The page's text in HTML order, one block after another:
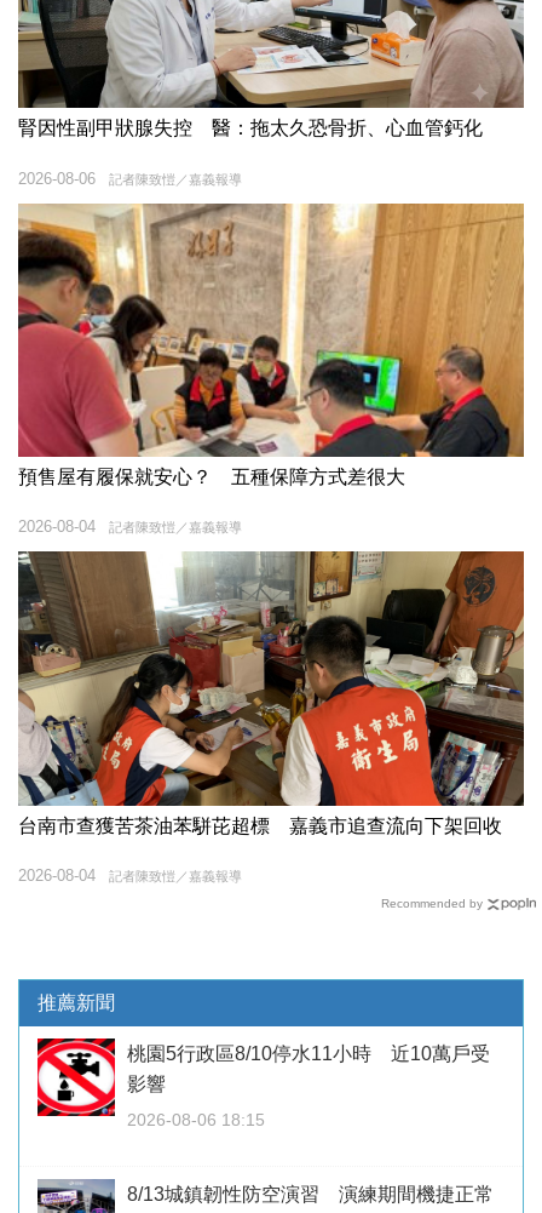
腎因性副甲狀腺失控 醫：拖太久恐骨折、心血管鈣化
記者陳致愷／嘉義報導
2026-08-06
預售屋有履保就安心？ 五種保障方式差很大
記者陳致愷／嘉義報導
2026-08-04
台南市查獲苦茶油苯駢芘超標 嘉義市追查流向下架回收
記者陳致愷／嘉義報導
2026-08-04
Recommended by
推薦新聞
桃園5行政區8/10停水11小時 近10萬戶受
影響
2026-08-06 18:15
8/13城鎮韌性防空演習 演練期間機捷正常